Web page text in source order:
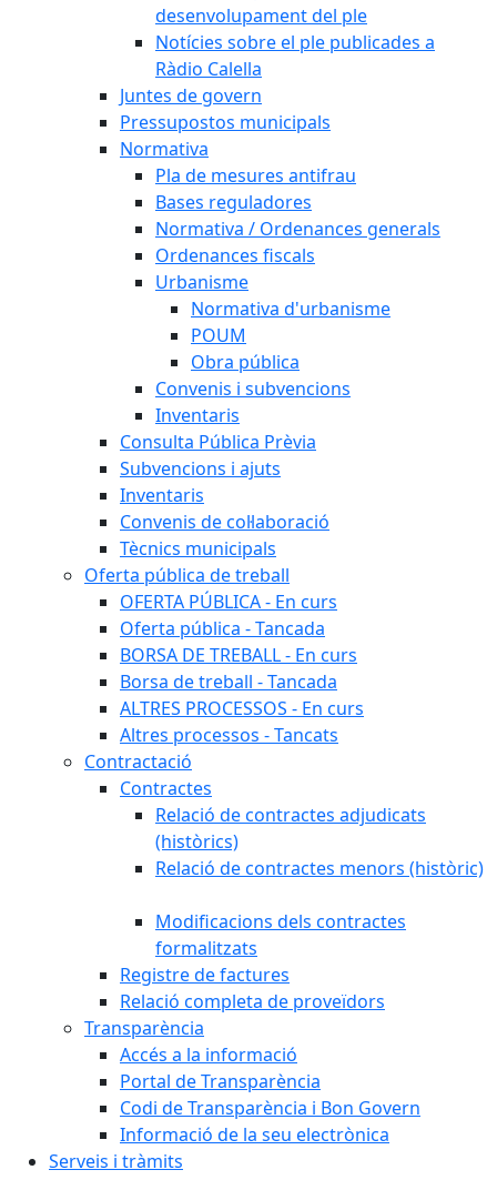
desenvolupament del ple
Notícies sobre el ple publicades a
Ràdio Calella
Juntes de govern
Pressupostos municipals
Normativa
Pla de mesures antifrau
Bases reguladores
Normativa / Ordenances generals
Ordenances fiscals
Urbanisme
Normativa d'urbanisme
POUM
Obra pública
Convenis i subvencions
Inventaris
Consulta Pública Prèvia
Subvencions i ajuts
Inventaris
Convenis de col·laboració
Tècnics municipals
Oferta pública de treball
OFERTA PÚBLICA - En curs
Oferta pública - Tancada
BORSA DE TREBALL - En curs
Borsa de treball - Tancada
ALTRES PROCESSOS - En curs
Altres processos - Tancats
Contractació
Contractes
Relació de contractes adjudicats
(històrics)
Relació de contractes menors (històric)
Modificacions dels contractes
formalitzats
Registre de factures
Relació completa de proveïdors
Transparència
Accés a la informació
Portal de Transparència
Codi de Transparència i Bon Govern
Informació de la seu electrònica
Serveis i tràmits